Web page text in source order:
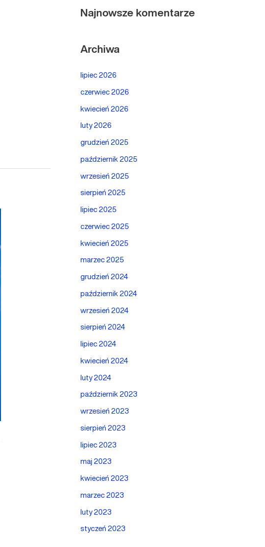
Najnowsze komentarze
Archiwa
lipiec 2026
czerwiec 2026
kwiecień 2026
luty 2026
grudzień 2025
październik 2025
wrzesień 2025
sierpień 2025
lipiec 2025
czerwiec 2025
kwiecień 2025
marzec 2025
grudzień 2024
październik 2024
wrzesień 2024
sierpień 2024
lipiec 2024
kwiecień 2024
luty 2024
październik 2023
wrzesień 2023
sierpień 2023
lipiec 2023
maj 2023
kwiecień 2023
marzec 2023
luty 2023
styczeń 2023